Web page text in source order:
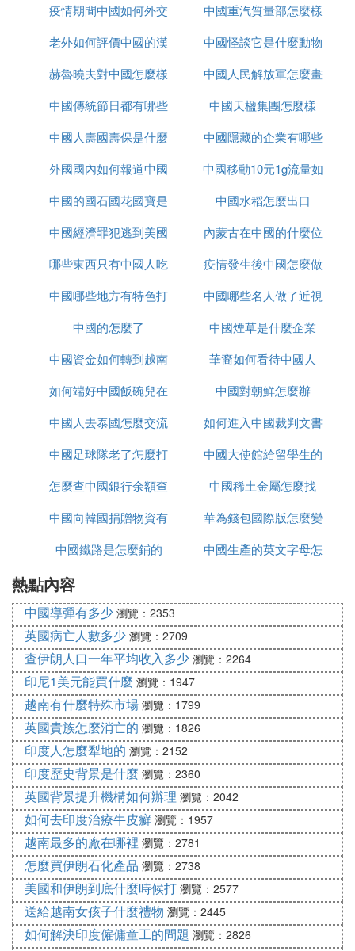
實際是朝印度方面挺進不少，其他地方基本沒後撤。
達旺至下察偶一帶，最多3萬平方公里，誰要是感興
趣可以自己拿某些喊著丟失土地的人提供的地圖，用
比例尺去算一下，看看有多少。這里是喜馬拉雅山的
南山坡，的確是不毛之地。 亞東在中、印、尼泊爾
三國交界處，號稱「西藏的江南」，是我們的傳統領
縣，有解放軍駐扎。這里*近錫金，我們所聲稱的9萬
平方公里，也包括錫金在內，因為錫金曾經歸西藏管
過，錫金屬於我們嗎？我們自己也不清楚。但我們至
今不承認錫金是印度的，而把它當作一個獨立國家。
二、 西線新疆阿克賽欽地區附近 這塊地方現分別屬
於新疆和西藏，邊界離新德里400公里左右，斑公湖
一帶戰前印度有駐軍，是不是印度固有領土，我也不
多。 這里的土地爭端涉及土地面積約為21萬平方公
里，印度聲稱是30萬，歷史上曾經是屬於印度的克什
資料。這里比較荒涼，但我們在這里取得的實地是最
多的。原本在這里打仗是策應東線的主戰場的，是個
威脅新德里的戰略，據說是劉伯誠元帥的主意。印度
在這里並沒有怎麼挑起事端。這里也是現在領土談判
巴、中三國佔領就是這個原因。印度當年是既要這塊
地方，也要讓我們讓出藏南的亞東、達旺、下察偶等
地，我們當年作戰，是兩線作戰，都勝利了，在藏南
達旺那裡是主戰場。 在中印雙方的領土爭端里，涉
及約30萬平方公里，我們占著26萬左右，印度在戰爭
中沒有達到他們態念鎮的主張邊界，而且還丟了一些
戰前還控制的土地，這是他們一直感到屈辱的原因。
這場戰爭後，雙方領土實際控制和戰前變化很大，我
們除在達旺一帶的不毛之地撤回到了戰前實際控制
線，其他都向印度方面擴張了。我們的實際控制地方
還比戰前多出許多，你說我們吃虧了嗎？我們的政府
總不能說我們侵佔了別人多少多少土地吧。真正得到
好處的人是不會說的。
國化
疫情期間中國如何外交
中國重汽質量部怎麼樣
老外如何評價中國的漢
服
中國怪談它是什麼動物
赫魯曉夫對中國怎麼樣
中國人民解放軍怎麼畫
的
中國傳統節日都有哪些
中國天楹集團怎麼樣
中國人壽國壽保是什麼
中國隱藏的企業有哪些
外國國內如何報道中國
疫情
中國移動10元1g流量如
何取消
中國的國石國花國寶是
什麼
中國水稻怎麼出口
中國經濟罪犯逃到美國
怎麼辦
內蒙古在中國的什麼位
置
哪些東西只有中國人吃
疫情發生後中國怎麼做
的
中國哪些地方有特色打
鼓
中國哪些名人做了近視
手術
中國的怎麼了
中國煙草是什麼企業
中國資金如何轉到越南
炒股
華裔如何看待中國人
如何端好中國飯碗兒在
線播放
中國對朝鮮怎麼辦
中國人去泰國怎麼交流
如何進入中國裁判文書
網官網
中國足球隊老了怎麼打
亞洲杯
中國大使館給留學生的
健康包有什麼
怎麼查中國銀行余額查
詢
中國稀土金屬怎麼找
中國向韓國捐贈物資有
哪些
華為錢包國際版怎麼變
為中國版
中國鐵路是怎麼鋪的
中國生產的英文字母怎
熱點內容
中國導彈有多少 瀏覽：2353
英國病亡人數多少 瀏覽：2709
查伊朗人口一年平均收入多少 瀏覽：2264
印尼1美元能買什麼 瀏覽：1947
越南有什麼特殊市場 瀏覽：1799
英國貴族怎麼消亡的 瀏覽：1826
印度人怎麼犁地的 瀏覽：2152
印度歷史背景是什麼 瀏覽：2360
英國背景提升機構如何辦理 瀏覽：2042
如何去印度治療牛皮癬 瀏覽：1957
越南最多的廠在哪裡 瀏覽：2781
怎麼買伊朗石化產品 瀏覽：2738
美國和伊朗到底什麼時候打 瀏覽：2577
送給越南女孩子什麼禮物 瀏覽：2445
如何解決印度僱傭童工的問題 瀏覽：2826